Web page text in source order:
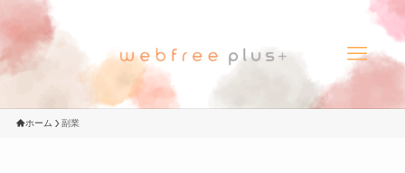
ホーム 副業